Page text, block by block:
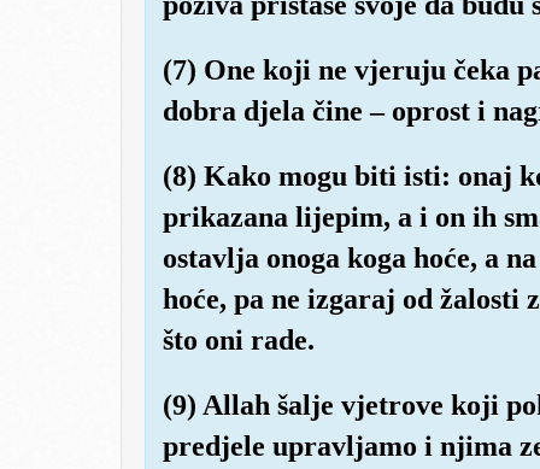
(7) One koji ne vjeruju čeka
dobra djela čine – oprost i
(8) Kako mogu biti isti: onaj
prikazana lijepim, a i on ih
ostavlja onoga koga hoće, a
hoće, pa ne izgaraj od žalosti
što oni rade.
(9) Allah šalje vjetrove koji
predjele upravljamo i njima